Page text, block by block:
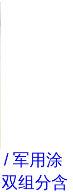
军用涂
组分含